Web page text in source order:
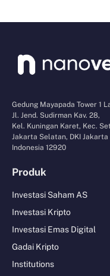
Gedung Mayapada Tower 1
Jl. Jend. Sudirman Kav. 28,
Kel. Kuningan Karet, Kec.
Jakarta Selatan, DKI Jakarta
Indonesia 12920
Produk
Investasi Saham AS
Investasi Kripto
Investasi Emas Digital
Gadai Kripto
Institutions